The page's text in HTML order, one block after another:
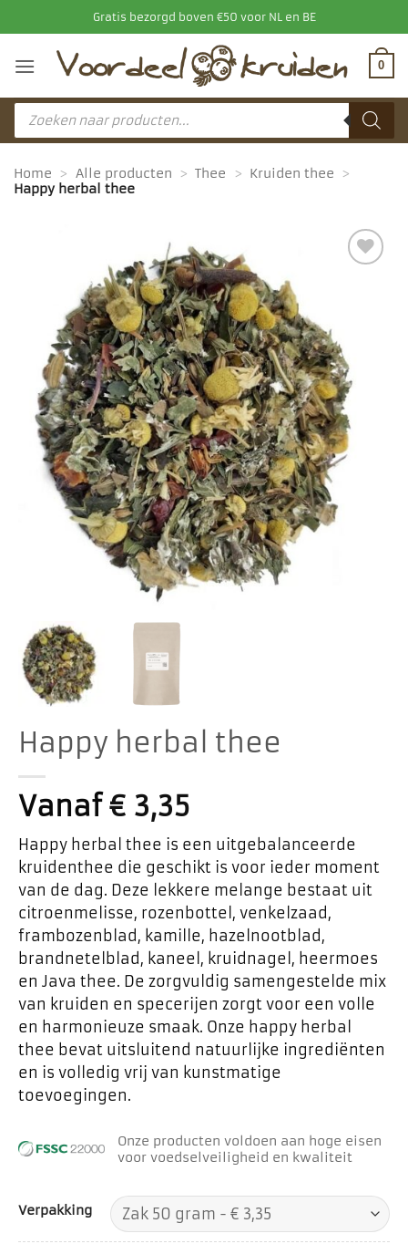
naar
inhoud
Gratis bezorgd boven €50 voor NL en BE
0
Producten
zoeken
Home > Alle producten > Thee > Kruiden thee
>
Happy herbal thee
Happy herbal thee
Vanaf€3,35
Happy herbal thee is een uitgebalanceerde
kruidenthee die geschikt is voor ieder moment
van de dag. Deze lekkere melange bestaat uit
citroenmelisse, rozenbottel, venkelzaad,
frambozenblad, kamille, hazelnootblad,
brandnetelblad, kaneel, kruidnagel, heermoes
en Java thee. De zorgvuldig samengestelde mix
van kruiden en specerijen zorgt voor een volle
en harmonieuze smaak. Onze happy herbal
thee bevat uitsluitend natuurlijke ingrediënten
en is volledig vrij van kunstmatige
toevoegingen.
Onze producten voldoen aan hoge eisen
voor voedselveiligheid en kwaliteit
Verpakking